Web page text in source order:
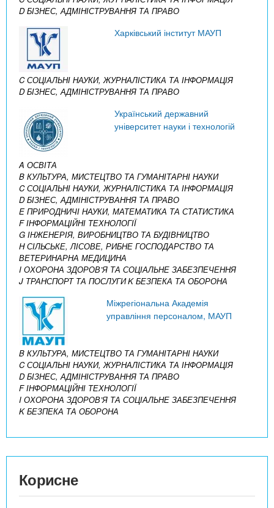
D БІЗНЕС, АДМІНІСТРУВАННЯ ТА ПРАВО
Харківський інститут МАУП
C СОЦІАЛЬНІ НАУКИ, ЖУРНАЛІСТИКА ТА ІНФОРМАЦІЯ
D БІЗНЕС, АДМІНІСТРУВАННЯ ТА ПРАВО
Український державний
університет науки і технологій
A ОСВІТА
B КУЛЬТУРА, МИСТЕЦТВО ТА ГУМАНІТАРНІ НАУКИ
C СОЦІАЛЬНІ НАУКИ, ЖУРНАЛІСТИКА ТА ІНФОРМАЦІЯ
D БІЗНЕС, АДМІНІСТРУВАННЯ ТА ПРАВО
E ПРИРОДНИЧІ НАУКИ, МАТЕМАТИКА ТА СТАТИСТИКА
F ІНФОРМАЦІЙНІ ТЕХНОЛОГІЇ
G ІНЖЕНЕРІЯ, ВИРОБНИЦТВО ТА БУДІВНИЦТВО
H СІЛЬСЬКЕ, ЛІСОВЕ, РИБНЕ ГОСПОДАРСТВО ТА
ВЕТЕРИНАРНА МЕДИЦИНА
I ОХОРОНА ЗДОРОВ’Я ТА СОЦІАЛЬНЕ ЗАБЕЗПЕЧЕННЯ
J ТРАНСПОРТ ТА ПОСЛУГИK БЕЗПЕКА ТА ОБОРОНА
Міжрегіональна Академія
управління персоналом, МАУП
B КУЛЬТУРА, МИСТЕЦТВО ТА ГУМАНІТАРНІ НАУКИ
C СОЦІАЛЬНІ НАУКИ, ЖУРНАЛІСТИКА ТА ІНФОРМАЦІЯ
D БІЗНЕС, АДМІНІСТРУВАННЯ ТА ПРАВО
F ІНФОРМАЦІЙНІ ТЕХНОЛОГІЇ
I ОХОРОНА ЗДОРОВ’Я ТА СОЦІАЛЬНЕ ЗАБЕЗПЕЧЕННЯ
K БЕЗПЕКА ТА ОБОРОНА
Корисне